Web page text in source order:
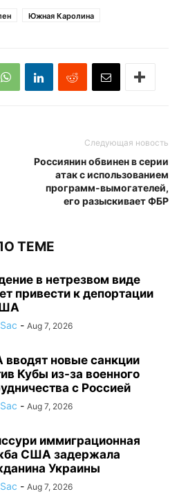
Южная Каролина
Следующая новость
Россиянин обвинен в серии
атак с использованием
программ-вымогателей,
его разыскивает ФБР
ТЕМЕ
в нетрезвом виде
привести к депортации
- Aug 7, 2026
новые санкции
Кубы из-за военного
с Россией
- Aug 7, 2026
иммиграционная
США задержала
Украины
- Aug 7, 2026